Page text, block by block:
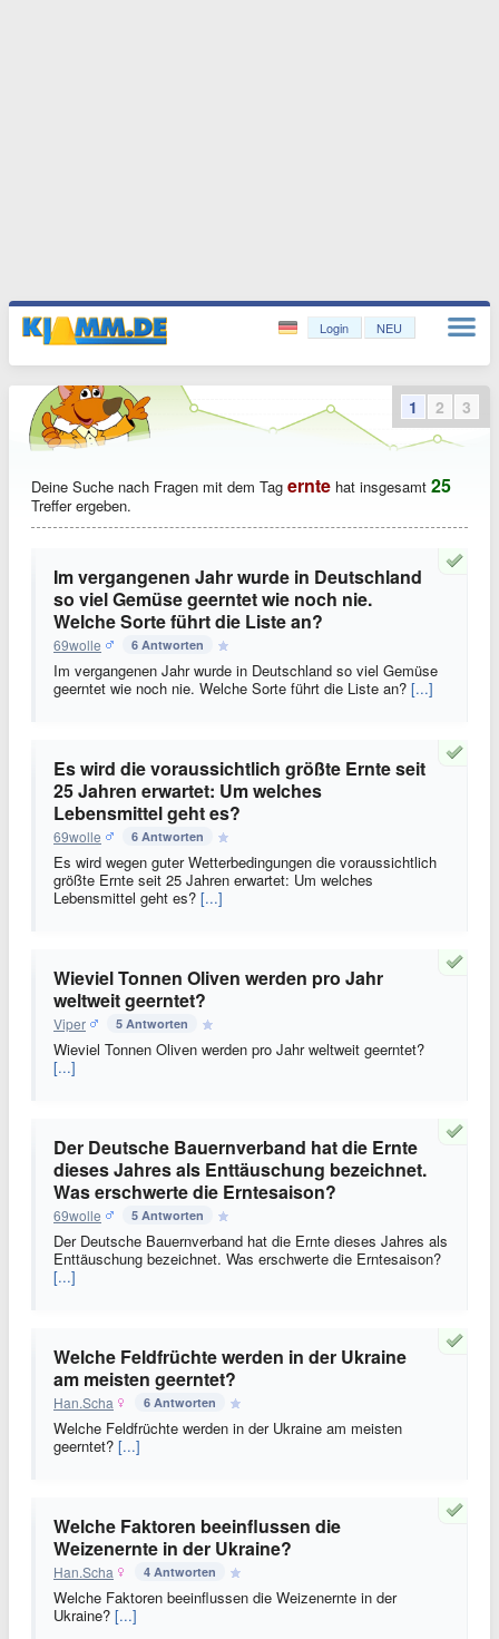
Login NEU
Deine Suche nach Fragen mit dem Tag ernte hat insgesamt 25
Treffer ergeben.
Im vergangenen Jahr wurde in Deutschland
so viel Gemüse geerntet wie noch nie.
Welche Sorte führt die Liste an?
69wolle 6 Antworten
Im vergangenen Jahr wurde in Deutschland so viel Gemüse
geerntet wie noch nie. Welche Sorte führt die Liste an? [...]
Es wird die voraussichtlich größte Ernte seit
25 Jahren erwartet: Um welches
Lebensmittel geht es?
69wolle 6 Antworten
Es wird wegen guter Wetterbedingungen die voraussichtlich
größte Ernte seit 25 Jahren erwartet: Um welches
Lebensmittel geht es? [...]
Wieviel Tonnen Oliven werden pro Jahr
weltweit geerntet?
Viper 5 Antworten
Wieviel Tonnen Oliven werden pro Jahr weltweit geerntet?
[...]
Der Deutsche Bauernverband hat die Ernte
dieses Jahres als Enttäuschung bezeichnet.
Was erschwerte die Erntesaison?
69wolle 5 Antworten
Der Deutsche Bauernverband hat die Ernte dieses Jahres als
Enttäuschung bezeichnet. Was erschwerte die Erntesaison?
[...]
Welche Feldfrüchte werden in der Ukraine
am meisten geerntet?
Han.Scha 6 Antworten
Welche Feldfrüchte werden in der Ukraine am meisten
geerntet? [...]
Welche Faktoren beeinflussen die
Weizenernte in der Ukraine?
Han.Scha 4 Antworten
Welche Faktoren beeinflussen die Weizenernte in der
Ukraine? [...]
1 2 3